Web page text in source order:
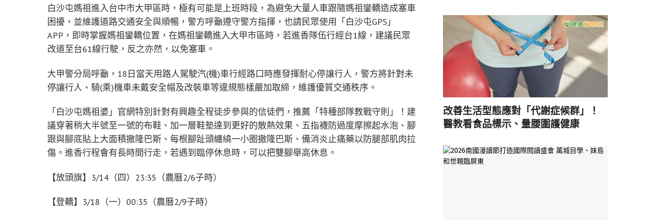
白沙屯媽祖進入台中市大甲區時，極有可能是上班時段，為避免大量人車跟隨媽祖鑾轎造成塞車
困擾，並維護道路交通安全與順暢，警方呼籲遵守警方指揮，也請民眾使用「白沙屯GPS」
APP，即時掌握媽祖鑾轎位置，在媽祖鑾轎進入大甲市區時，若進香隊伍行經台1線，建議民眾
改道至台61線行駛，反之亦然，以免塞車。
大甲警分局呼籲，18日當天用路人駕駛汽(機)車行經路口時應發揮耐心停讓行人，警方將針對未
停讓行人、騎(乘)機車未戴安全帽及改裝車等違規態樣嚴加取締，維護優質交通秩序。
「白沙屯媽祖婆」官網特別針對有興趣全程徒步參與的信徒們，推薦「特種部隊教戰守則」！建
議穿著稍大半號至一號的布鞋、加一層鞋墊達到更好的散熱效果、五指襪防過度摩擦起水泡、腳
跟與腳底貼上大面積撒隆巴斯、每根腳趾頭纏繞一小圈撒隆巴斯、備消炎止痛藥以防腿部肌肉拉
傷。進香行程會有長時間行走，若遇到臨停休息時，可以把雙腳舉高休息。
【放頭旗】3/14（四）23:35（農曆2/6子時）
【登轎】3/18（一）00:35（農曆2/9子時）
改善生活型態應對「代謝症候群」！
醫教看食品標示、量腰圍護健康